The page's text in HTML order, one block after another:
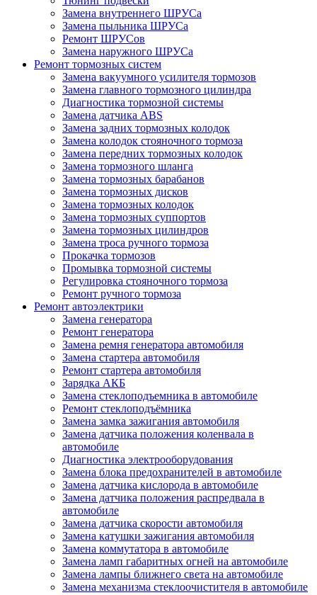
Замена внутреннего ШРУСа
Замена пыльника ШРУСа
Ремонт ШРУСов
Замена наружного ШРУСа
Ремонт тормозных систем
Замена вакуумного усилителя тормозов
Замена главного тормозного цилиндра
Диагностика тормозной системы
Замена датчика ABS
Замена задних тормозных колодок
Замена колодок стояночного тормоза
Замена передних тормозных колодок
Замена тормозного шланга
Замена тормозных барабанов
Замена тормозных дисков
Замена тормозных колодок
Замена тормозных суппортов
Замена тормозных цилиндров
Замена троса ручного тормоза
Прокачка тормозов
Промывка тормозной системы
Регулировка стояночного тормоза
Ремонт ручного тормоза
Ремонт автоэлектрики
Замена генератора
Ремонт генератора
Замена ремня генератора автомобиля
Замена стартера автомобиля
Ремонт стартера автомобиля
Зарядка АКБ
Замена стеклоподъемника в автомобиле
Ремонт стеклоподъёмника
Замена замка зажигания автомобиля
Замена датчика положения коленвала в
автомобиле
Диагностика электрооборудования
Замена блока предохранителей в автомобиле
Замена датчика кислорода в автомобиле
Замена датчика положения распредвала в
автомобиле
Замена датчика скорости автомобиля
Замена катушки зажигания автомобиля
Замена коммутатора в автомобиле
Замена ламп габаритных огней на автомобиле
Замена лампы ближнего света на автомобиле
Замена механизма стеклоочистителя в автомобиле